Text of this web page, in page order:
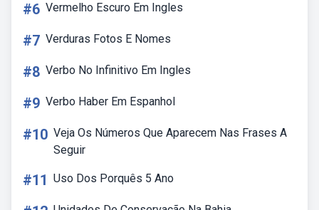
#6 Vermelho Escuro Em Ingles
#7 Verduras Fotos E Nomes
#8 Verbo No Infinitivo Em Ingles
#9 Verbo Haber Em Espanhol
#10 Veja Os Números Que Aparecem Nas Frases A
Seguir
#11 Uso Dos Porquês 5 Ano